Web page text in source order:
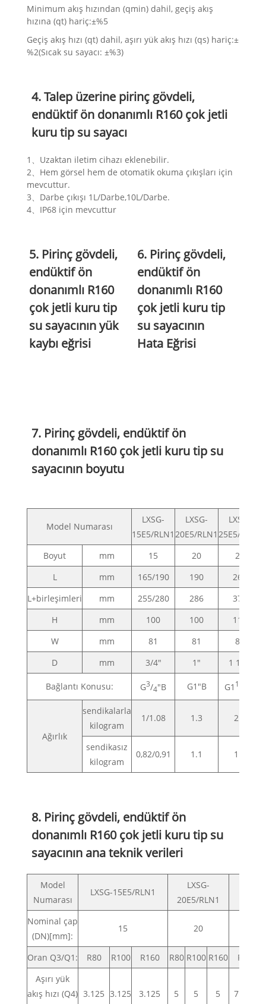
Minimum akış hızından (qmin) dahil, geçiş akış
hızına (qt) hariç:±%5
Geçiş akış hızı (qt) dahil, aşırı yük akış hızı (qs) hariç:±
%2(Sıcak su sayacı: ±%3)
4. Talep üzerine pirinç gövdeli,
endüktif ön donanımlı R160 çok jetli
kuru tip su sayacı
1、Uzaktan iletim cihazı eklenebilir.
2、Hem görsel hem de otomatik okuma çıkışları için
mevcuttur.
3、Darbe çıkışı 1L/Darbe,10L/Darbe.
4、IP68 için mevcuttur
5. Pirinç gövdeli,
endüktif ön
donanımlı R160
çok jetli kuru tip
su sayacının yük
kaybı eğrisi
6. Pirinç gövdeli,
endüktif ön
donanımlı R160
çok jetli kuru tip
su sayacının
Hata Eğrisi
7. Pirinç gövdeli, endüktif ön
donanımlı R160 çok jetli kuru tip su
sayacının boyutu
Model Numarası
LXSG-
15E5/RLN1
LXSG-
20E5/RLN1
LXSG-
25E5/RLN1
Boyut
mm 15 20
25
L
mm 165/190 190
260
L+birleşimleri
mm 255/280 286
372
H
mm 100 100
110
W
mm 81 81
86
D
mm 3/4" 1" 1 1/4"
Bağlantı Konusu: G3/4"B G1"B G1 1
Ağırlık
sendikalarla
kilogram
1/1.08 1.3 2.3
sendikasız
kilogram
0,82/0,91 1.1 1.8
8. Pirinç gövdeli, endüktif ön
donanımlı R160 çok jetli kuru tip su
sayacının ana teknik verileri
Model
Numarası
LXSG-15E5/RLN1
LXSG-
20E5/RLN1
Nominal çap
(DN)[mm]:
15 20
Oran Q3/Q1: R80 R100 R160 R80 R100 R160 R80
Aşırı yük
akış hızı (Q4) 3.125 3.125 3.125 5 5 5 7.875